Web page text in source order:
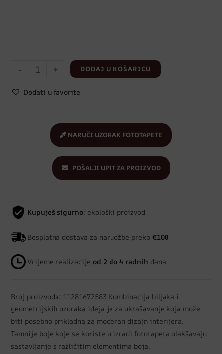
- + DODAJ U KOŠARICU
Dodati u favorite
NARUČI UZORAK FOTOTAPETE
POŠALJI UPIT ZA PROIZVOD
Kupuješ sigurno: ekološki proizvod
Besplatna dostava za narudžbe preko€100
Vrijeme realizacije od 2 do 4 radnih dana
Broj proizvoda: 11281672583 Kombinacija biljaka i
geometrijskih uzoraka ideja je za ukrašavanje koja može
biti posebno prikladna za moderan dizajn interijera.
Tamnije boje koje se koriste u izradi fototapeta olakšavaju
sastavljanje s različitim elementima boja.